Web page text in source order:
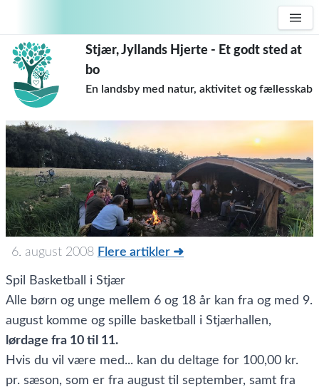
Stjær, Jyllands Hjerte - Et godt sted at
bo
En landsby med natur, aktivitet og fællesskab
6. august 2008 Flere artikler ➜
Spil Basketball i Stjær
Alle børn og unge mellem 6 og 18 år kan fra og med 9.
august komme og spille basketball i Stjærhallen,
lørdage fra 10 til 11.
Hvis du vil være med... kan du deltage for 100,00 kr.
pr. sæson, som er fra august til september, samt fra